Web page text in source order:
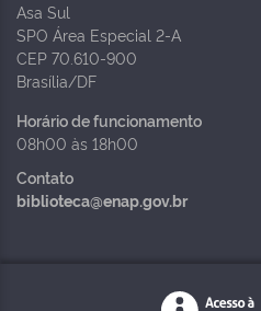
Asa Sul
SPO Área Especial 2-A
CEP 70.610-900
Brasília/DF
Horário de funcionamento
08h00 às 18h00
Contato
biblioteca@enap.gov.br